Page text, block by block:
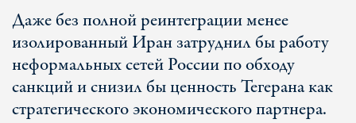
Даже без полной реинтеграции менее
изолированный Иран затруднил бы работу
неформальных сетей России по обходу
санкций и снизил бы ценность Тегерана как
стратегического экономического партнера.